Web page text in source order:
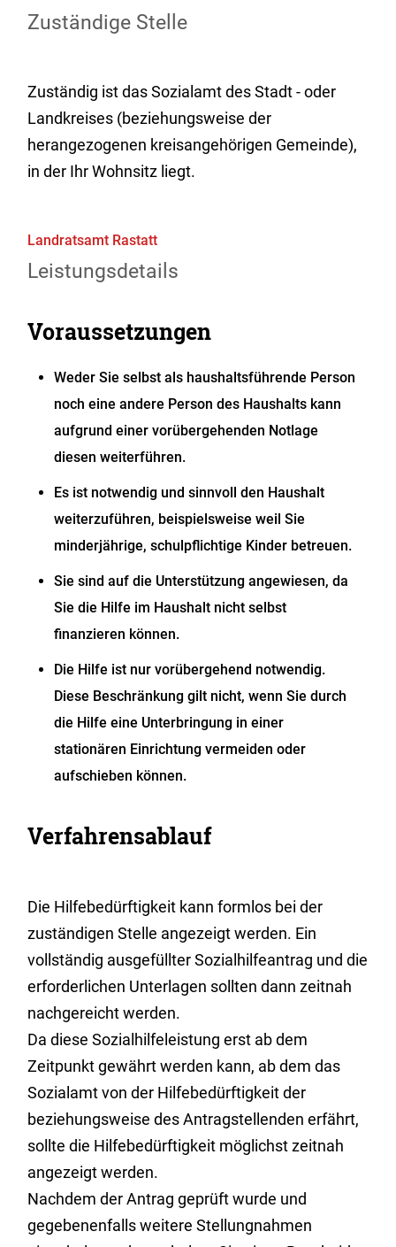
Zuständige Stelle
Zuständig ist das Sozialamt des Stadt - oder
Landkreises (beziehungsweise der
herangezogenen kreisangehörigen Gemeinde),
in der Ihr Wohnsitz liegt.
Landratsamt Rastatt
Leistungsdetails
Voraussetzungen
Weder Sie selbst als haushaltsführende Person
noch eine andere Person des Haushalts kann
aufgrund einer vorübergehenden Notlage
diesen weiterführen.
Es ist notwendig und sinnvoll den Haushalt
weiterzuführen, beispielsweise weil Sie
minderjährige, schulpflichtige Kinder betreuen.
Sie sind auf die Unterstützung angewiesen, da
Sie die Hilfe im Haushalt nicht selbst
finanzieren können.
Die Hilfe ist nur vorübergehend notwendig.
Diese Beschränkung gilt nicht, wenn Sie durch
die Hilfe eine Unterbringung in einer
stationären Einrichtung vermeiden oder
aufschieben können.
Verfahrensablauf
Die Hilfebedürftigkeit kann formlos bei der
zuständigen Stelle angezeigt werden. Ein
vollständig ausgefüllter Sozialhilfeantrag und die
erforderlichen Unterlagen sollten dann zeitnah
nachgereicht werden.
Da diese Sozialhilfeleistung erst ab dem
Zeitpunkt gewährt werden kann, ab dem das
Sozialamt von der Hilfebedürftigkeit der
beziehungsweise des Antragstellenden erfährt,
sollte die Hilfebedürftigkeit möglichst zeitnah
angezeigt werden.
Nachdem der Antrag geprüft wurde und
gegebenenfalls weitere Stellungnahmen